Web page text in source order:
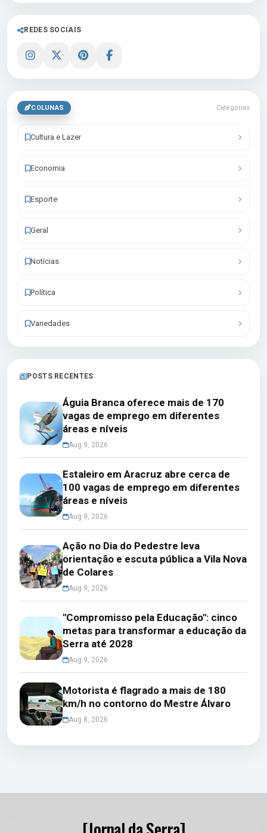
REDES SOCIAIS
COLUNAS Categorias
Cultura e Lazer
Economia
Esporte
Geral
Notícias
Política
Variedades
POSTS RECENTES
Águia Branca oferece mais de 170
vagas de emprego em diferentes
áreas e níveis
Aug 9, 2026
Estaleiro em Aracruz abre cerca de
100 vagas de emprego em diferentes
áreas e níveis
Aug 9, 2026
Ação no Dia do Pedestre leva
orientação e escuta pública a Vila Nova
de Colares
Aug 9, 2026
"Compromisso pela Educação": cinco
metas para transformar a educação da
Serra até 2028
Aug 9, 2026
Motorista é flagrado a mais de 180
km/h no contorno do Mestre Álvaro
Aug 8, 2026